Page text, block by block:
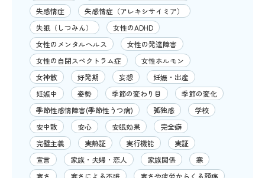
失感情症
失感情症（アレキシサイミア）
失眠（しつみん）
女性のADHD
女性のメンタルヘルス
女性の発達障害
女性の自閉スペクトラム症
女性ホルモン
女神散
好発期 妄想
妊娠・出産
妊娠中
姿勢 季節の変わり目
季節の変化
季節性感情障害(季節性うつ病)
孤独感
学校
安中散
安心 安眠効果
完全癖
完璧主義
実熱証 実行機能
実証
宣言
家族・夫婦・恋人 家族関係
寒
寒さ
寒さによる不眠
寒さや疲労からくる頭痛